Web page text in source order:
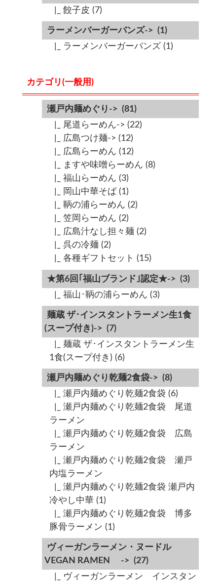
|_ 餃子皮 (7)
ラーメンバーガーバンズ-> (1)
|_ ラーメンバーガーバンズ (1)
カテゴリ(一般用)
瀬戸内麺めぐり-> (81)
|_ 尾道らーめん-> (22)
|_ 広島つけ麺-> (12)
|_ 広島らーめん (12)
|_ ますや味噌らーめん (8)
|_ 福山らーめん (3)
|_ 岡山中華そば (1)
|_ 鞆の浦らーめん (2)
|_ 笠岡らーめん (2)
|_ 広島汁なし担々麺 (2)
|_ 呉の冷麺 (2)
|_ 各種ギフトセット (15)
★第6回｢福山ブランド｣認定★-> (3)
|_ 福山･鞆の浦らーめん (3)
麺蔵 ザ･インスタントラーメン生1食
(スープ付き)-> (7)
|_ 麺蔵 ザ･インスタントラーメン生
1食(スープ付き) (6)
瀬戸内麺めぐり乾麺2食袋-> (8)
|_ 瀬戸内麺めぐり乾麺2食袋 (6)
|_ 瀬戸内麺めぐり乾麺2食袋 尾道
ラーメン
|_ 瀬戸内麺めぐり乾麺2食袋 広島
ラーメン
|_ 瀬戸内麺めぐり乾麺2食袋 瀬戸
内塩ラーメン
|_ 瀬戸内麺めぐり乾麺2食袋 瀬戸内
冷やし中華(1)
|_ 瀬戸内麺めぐり乾麺2食袋 博多
豚骨ラーメン (1)
ヴィーガンラーメン・ヌードル
VEGAN RAMEN -> (27)
|_ ヴィーガンラーメン インスタン